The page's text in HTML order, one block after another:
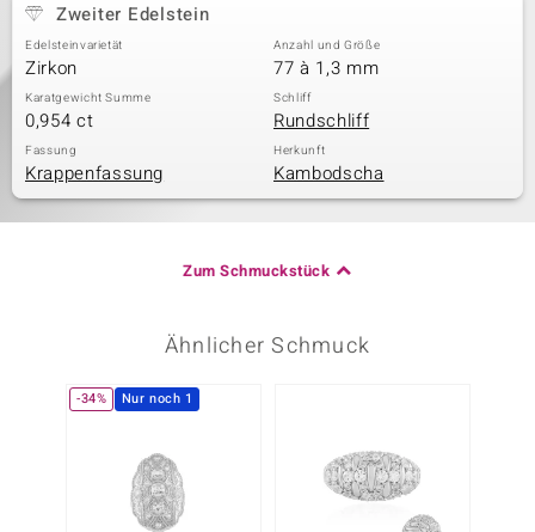
Zweiter Edelstein
Edelsteinvarietät
Zirkon
Anzahl und Größe
77 à 1,3 mm
Karatgewicht Summe
0,954 ct
Schliff
Rundschliff
Fassung
Krappenfassung
Herkunft
Kambodscha
Zum Schmuckstück
Ähnlicher Schmuck
-34% Nur noch 1